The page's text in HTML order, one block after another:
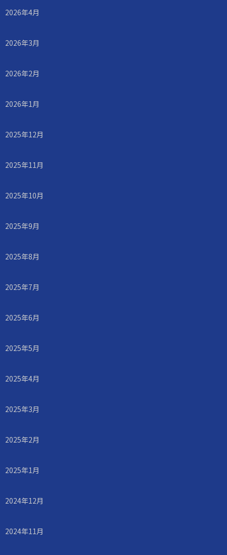
2026年4月
2026年3月
2026年2月
2026年1月
2025年12月
2025年11月
2025年10月
2025年9月
2025年8月
2025年7月
2025年6月
2025年5月
2025年4月
2025年3月
2025年2月
2025年1月
2024年12月
2024年11月